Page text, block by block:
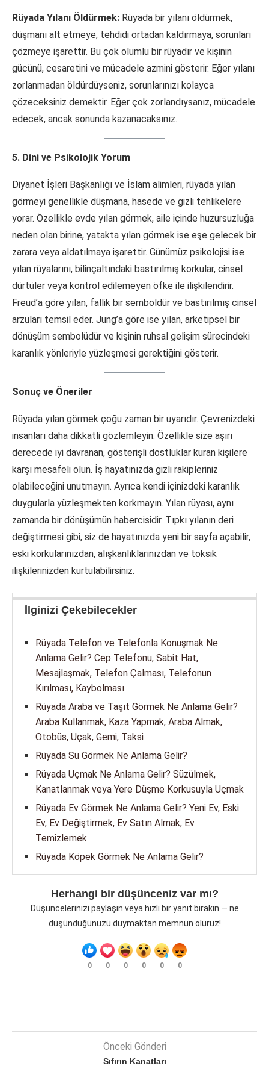
Rüyada Yılanı Öldürmek: Rüyada bir yılanı öldürmek,
düşmanı alt etmeye, tehdidi ortadan kaldırmaya, sorunları
çözmeye işarettir. Bu çok olumlu bir rüyadır ve kişinin
gücünü, cesaretini ve mücadele azmini gösterir. Eğer yılanı
zorlanmadan öldürdüyseniz, sorunlarınızı kolayca
çözeceksiniz demektir. Eğer çok zorlandıysanız, mücadele
edecek, ancak sonunda kazanacaksınız.
5. Dini ve Psikolojik Yorum
Diyanet İşleri Başkanlığı ve İslam alimleri, rüyada yılan
görmeyi genellikle düşmana, hasede ve gizli tehlikelere
yorar. Özellikle evde yılan görmek, aile içinde huzursuzluğa
neden olan birine, yatakta yılan görmek ise eşe gelecek bir
zarara veya aldatılmaya işarettir. Günümüz psikolojisi ise
yılan rüyalarını, bilinçaltındaki bastırılmış korkular, cinsel
dürtüler veya kontrol edilemeyen öfke ile ilişkilendirir.
Freud’a göre yılan, fallik bir semboldür ve bastırılmış cinsel
arzuları temsil eder. Jung’a göre ise yılan, arketipsel bir
dönüşüm sembolüdür ve kişinin ruhsal gelişim sürecindeki
karanlık yönleriyle yüzleşmesi gerektiğini gösterir.
Sonuç ve Öneriler
Rüyada yılan görmek çoğu zaman bir uyarıdır. Çevrenizdeki
insanları daha dikkatli gözlemleyin. Özellikle size aşırı
derecede iyi davranan, gösterişli dostluklar kuran kişilere
karşı mesafeli olun. İş hayatınızda gizli rakipleriniz
olabileceğini unutmayın. Ayrıca kendi içinizdeki karanlık
duygularla yüzleşmekten korkmayın. Yılan rüyası, aynı
zamanda bir dönüşümün habercisidir. Tıpkı yılanın deri
değiştirmesi gibi, siz de hayatınızda yeni bir sayfa açabilir,
eski korkularınızdan, alışkanlıklarınızdan ve toksik
ilişkilerinizden kurtulabilirsiniz.
İlginizi Çekebilecekler
Rüyada Telefon ve Telefonla Konuşmak Ne
Anlama Gelir? Cep Telefonu, Sabit Hat,
Mesajlaşmak, Telefon Çalması, Telefonun
Kırılması, Kaybolması
Rüyada Araba ve Taşıt Görmek Ne Anlama Gelir?
Araba Kullanmak, Kaza Yapmak, Araba Almak,
Otobüs, Uçak, Gemi, Taksi
Rüyada Su Görmek Ne Anlama Gelir?
Rüyada Uçmak Ne Anlama Gelir? Süzülmek,
Kanatlanmak veya Yere Düşme Korkusuyla Uçmak
Rüyada Ev Görmek Ne Anlama Gelir? Yeni Ev, Eski
Ev, Ev Değiştirmek, Ev Satın Almak, Ev
Temizlemek
Rüyada Köpek Görmek Ne Anlama Gelir?
Herhangi bir düşünceniz var mı?
Düşüncelerinizi paylaşın veya hızlı bir yanıt bırakın — ne
düşündüğünüzü duymaktan memnun oluruz!
0 0 0 0 0 0
Önceki Gönderi
Sıfırın Kanatları